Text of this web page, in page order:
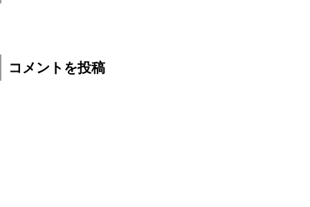
コメントを投稿